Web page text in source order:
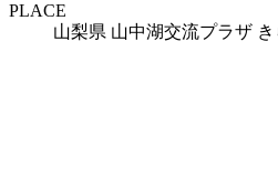
PLACE
山梨県 山中湖交流プラザ き